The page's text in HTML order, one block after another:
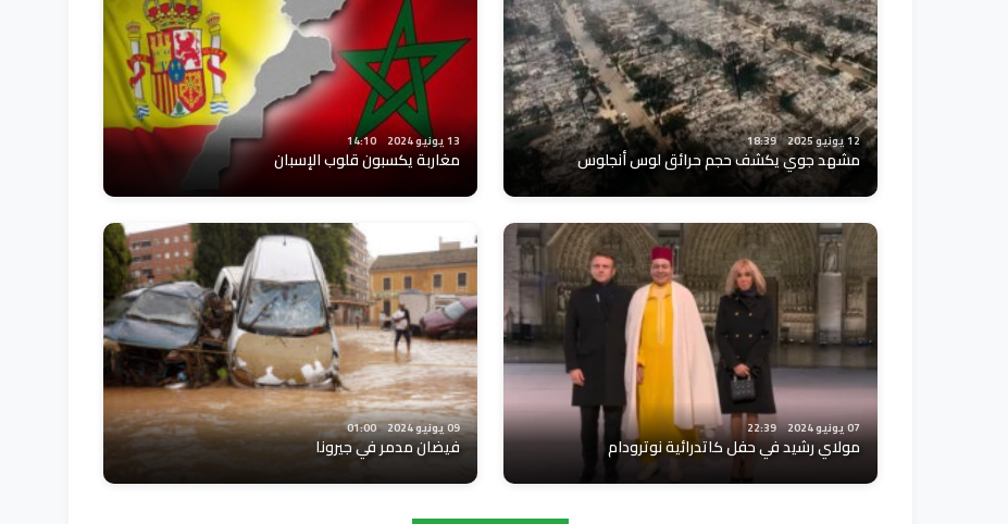
12 يونيو 2025 18:39
مشهد جوي يكشف حجم حرائق لوس أنجلوس
13 يونيو 2024 14:10
مغاربة يكسبون قلوب الإسبان
07 يونيو 2024 22:39
مولاي رشيد في حفل كاتدرائية نوترودام
09 يونيو 2024 01:00
فيضان مدمر في جيرونا